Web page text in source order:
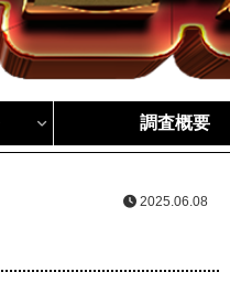
調査概要
2025.06.08